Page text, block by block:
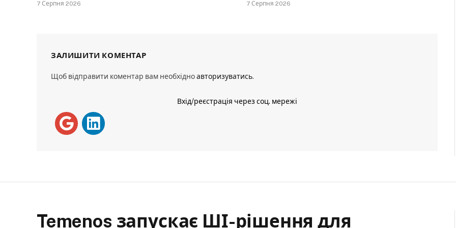
7 Серпня 2026 7 Серпня 2026
ЗАЛИШИТИ КОМЕНТАР
Щоб відправити коментар вам необхідноавторизуватись.
Вхід/реєстрація через соц. мережі
Temenos запускає ШІ-рішення для